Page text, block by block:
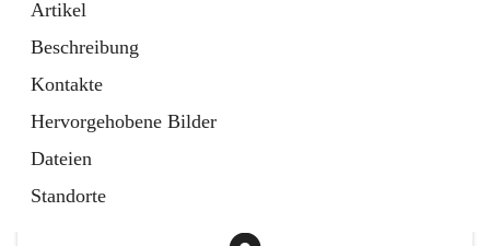
Artikel
Beschreibung
Kontakte
Hervorgehobene Bilder
Dateien
Standorte
Externe Webseite
in
Tab
Toni Klix Maustraining
Externe Webseite
öffnet
in
neuem
Tab